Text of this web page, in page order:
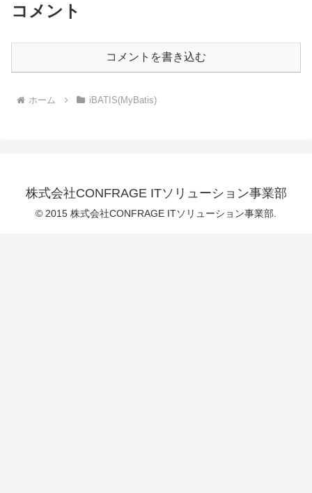
コメント
コメントを書き込む
ホーム iBATIS(MyBatis)
株式会社CONFRAGE ITソリューション事業部
© 2015 株式会社CONFRAGE ITソリューション事業部.